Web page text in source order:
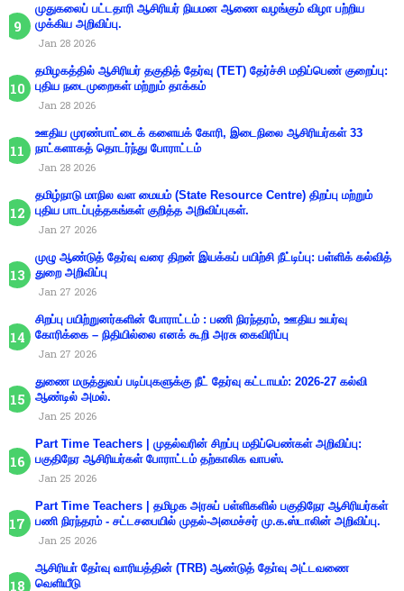
முதுகலைப் பட்டதாரி ஆசிரியர் நியமன ஆணை வழங்கும் விழா பற்றிய
முக்கிய அறிவிப்பு.
Jan 28 2026
தமிழகத்தில் ஆசிரியர் தகுதித் தேர்வு (TET) தேர்ச்சி மதிப்பெண் குறைப்பு:
புதிய நடைமுறைகள் மற்றும் தாக்கம்
Jan 28 2026
ஊதிய முரண்பாட்டைக் களையக் கோரி, இடைநிலை ஆசிரியர்கள் 33
நாட்களாகத் தொடர்ந்து போராட்டம்
Jan 28 2026
தமிழ்நாடு மாநில வள மையம் (State Resource Centre) திறப்பு மற்றும்
புதிய பாடப்புத்தகங்கள் குறித்த அறிவிப்புகள்.
Jan 27 2026
முழு ஆண்டுத் தேர்வு வரை திறன் இயக்கப் பயிற்சி நீட்டிப்பு: பள்ளிக் கல்வித்
துறை அறிவிப்பு
Jan 27 2026
சிறப்பு பயிற்றுனர்களின் போராட்டம் : பணி நிரந்தரம், ஊதிய உயர்வு
கோரிக்கை – நிதியில்லை எனக் கூறி அரசு கைவிரிப்பு
Jan 27 2026
துணை மருத்துவப் படிப்புகளுக்கு நீட் தேர்வு கட்டாயம்: 2026-27 கல்வி
ஆண்டில் அமல்.
Jan 25 2026
Part Time Teachers | முதல்வரின் சிறப்பு மதிப்பெண்கள் அறிவிப்பு:
பகுதிநேர ஆசிரியர்கள் போராட்டம் தற்காலிக வாபஸ்.
Jan 25 2026
Part Time Teachers | தமிழக அரசுப் பள்ளிகளில் பகுதிநேர ஆசிரியர்கள்
பணி நிரந்தரம் - சட்டசபையில் முதல்-அமைச்சர் மு.க.ஸ்டாலின் அறிவிப்பு.
Jan 25 2026
ஆசிரியா் தோ்வு வாரியத்தின் (TRB) ஆண்டுத் தோ்வு அட்டவணை
வெளியீடு